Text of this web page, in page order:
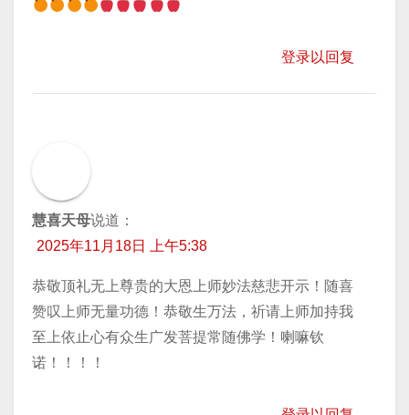
登录以回复
慧喜天母说道：
2025年11月18日 上午5:38
恭敬顶礼无上尊贵的大恩上师妙法慈悲开示！随喜
赞叹上师无量功德！恭敬生万法，祈请上师加持我
至上依止心有众生广发菩提常随佛学！喇嘛钦
诺！！！！